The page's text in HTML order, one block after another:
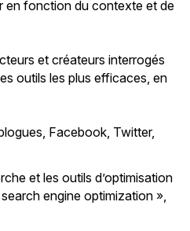
en fonction du contexte et de
et créateurs interrogés
outils les plus efficaces, en
Facebook, Twitter,
et les outils d’optimisation
engine optimization »,